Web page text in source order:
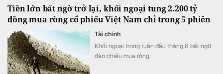
Tiền lớn bất ngờ trở lại, khối ngoại tung 2.200 tỷ
đồng mua ròng cổ phiếu Việt Nam chỉ trong 5 phiên
Tài chính
Khối ngoại trong tuần đầu tháng 8 bất ngờ
đảo chiều mua ròng.